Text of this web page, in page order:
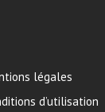
légales
d’utilisation